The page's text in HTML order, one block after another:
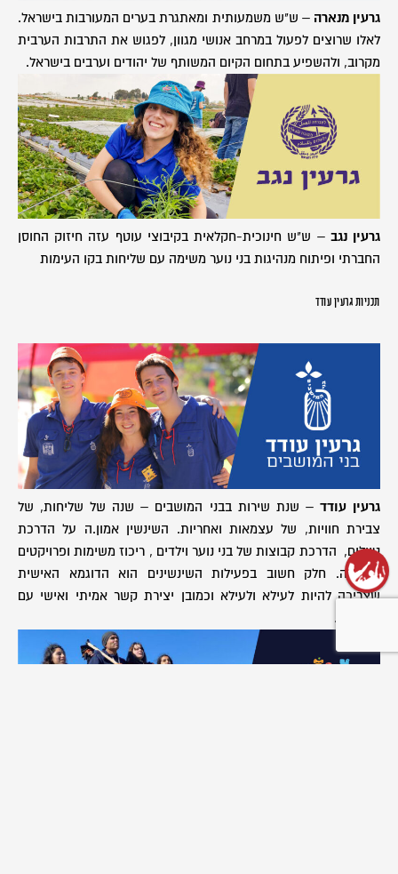
גרעין מנארה– ש"ש משמעותית ומאתגרת בערים המעורבות בישראל.
לאלו שרוצים לפעול במרחב אנושי מגוון, לפגוש את התרבות הערבית
מקרוב, ולהשפיע בתחום הקיום המשותף של יהודים וערבים בישראל.
גרעין נגב – ש"ש חינוכית-חקלאית בקיבוצי עוטף עזה חיזוק החוסן
החברתי ופיתוח מנהיגות בני נוער משימה עם שליחות בקו העימות
תכניות גרעין עודד
גרעין עודד – שנת שירות בבני המושבים – שנה של שליחות, של
צבירת חוויות, של עצמאות ואחריות. השינשין אמון.ה על הדרכת
טיולים, הדרכת קבוצות של בני נוער וילדים , ריכוז משימות ופרויקטים
בקהילה. חלק חשוב בפעילות השינשינים הוא הדוגמא האישית
שצריכה להיות לעילא ולעילא וכמובן יצירת קשר אמיתי ואישי עם
החניכים.